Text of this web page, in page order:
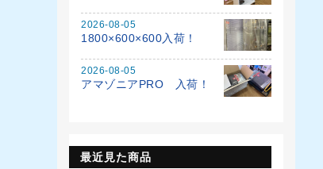
2026-08-05
1800×600×600入荷！
2026-08-05
アマゾニアPRO 入荷！
最近見た商品